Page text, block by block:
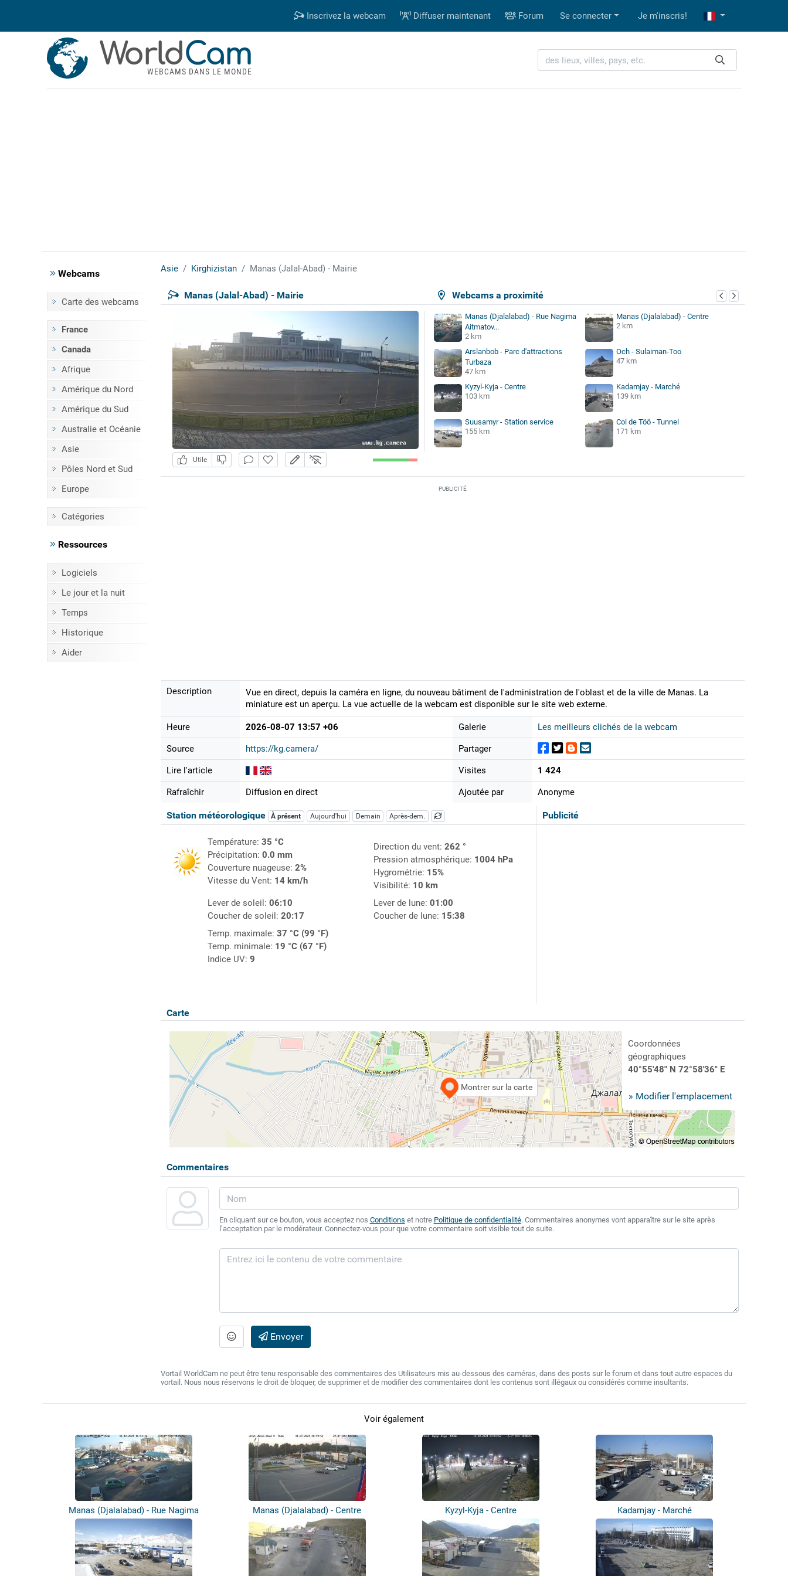
Inscrivez la webcam Diffuser maintenant Forum Se connecter Je m'inscris!
WorldCam
WEBCAMS DANS LE MONDE
Webcams
Carte des webcams
France
Canada
Afrique
Amérique du Nord
Amérique du Sud
Australie et Océanie
Asie
Pôles Nord et Sud
Europe
Catégories
Ressources
Logiciels
Le jour et la nuit
Temps
Historique
Aider
Asie Kirghizistan Manas (Jalal-Abad) - Mairie
Webcams a proximité
Manas (Jalal-Abad) - Mairie
Utile
Manas (Djalalabad) - Rue Nagima
Aitmatov...
2 km
Manas (Djalalabad) - Centre
2 km
Arslanbob - Parc d'attractions
Turbaza
47 km
Och - Sulaiman-Too
47 km
Kyzyl-Kyja - Centre
103 km
Kadamjay - Marché
139 km
Suusamyr - Station service
155 km
Col de Töö - Tunnel
171 km
PUBLICITÉ
Description
Vue en direct, depuis la caméra en ligne, du nouveau bâtiment de l'administration de l'oblast et de la ville de Manas. La
miniature est un aperçu. La vue actuelle de la webcam est disponible sur le site web externe.
Heure 2026-08-07 13:57 +06
Source https://kg.camera/
Lire l'article
Rafraîchir Diffusion en direct
Galerie Les meilleurs clichés de la webcam
Partager
Visites 1 424
Ajoutée par Anonyme
Publicité
Station météorologique À présent Aujourd'hui Demain Après-dem.
Température: 35 °C
Précipitation: 0.0 mm
Couverture nuageuse: 2%
Vitesse du Vent: 14 km/h
Direction du vent: 262 °
Pression atmosphérique: 1004 hPa
Hygrométrie: 15%
Visibilité: 10 km
Lever de soleil: 06:10
Coucher de soleil: 20:17
Lever de lune: 01:00
Coucher de lune: 15:38
Temp. maximale: 37 °C (99 °F)
Temp. minimale: 19 °C (67 °F)
Indice UV: 9
Carte
Montrer sur la carte
Coordonnées
géographiques
40°55'48" N 72°58'36" E
» Modifier l'emplacement
Commentaires
En cliquant sur ce bouton, vous acceptez nos Conditions et notre Politique de confidentialité. Commentaires anonymes vont apparaître sur le site après
l’acceptation par le modérateur. Connectez-vous pour que votre commentaire soit visible tout de suite.
Envoyer
Vortail WorldCam ne peut être tenu responsable des commentaires des Utilisateurs mis au-dessous des caméras, dans des posts sur le forum et dans tout autre espaces du
vortail. Nous nous réservons le droit de bloquer, de supprimer et de modifier des commentaires dont les contenus sont illégaux ou considérés comme insultants.
Voir également
Manas (Djalalabad) - Rue Nagima
Aitmatov...
Manas (Djalalabad) - Centre Kyzyl-Kyja - Centre Kadamjay - Marché